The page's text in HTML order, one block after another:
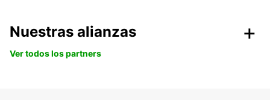
Nuestras alianzas
Ver todos los partners